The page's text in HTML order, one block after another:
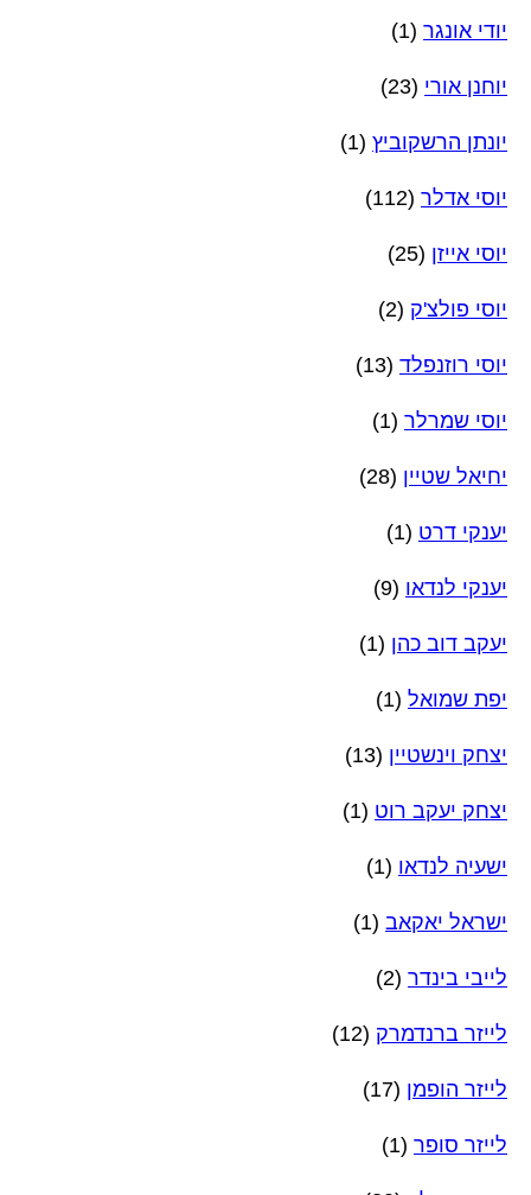
יודי אונגר (1)
יוחנן אורי (23)
יונתן הרשקוביץ (1)
יוסי אדלר (112)
יוסי אייזן (25)
יוסי פולצ'ק (2)
יוסי רוזנפלד (13)
יוסי שמרלר (1)
יחיאל שטיין (28)
יענקי דרט (1)
יענקי לנדאו (9)
יעקב דוב כהן (1)
יפת שמואל (1)
יצחק וינשטיין (13)
יצחק יעקב רוט (1)
ישעיה לנדאו (1)
ישראל יאקאב (1)
לייבי בינדר (2)
לייזר ברנדמרק (12)
לייזר הופמן (17)
לייזר סופר (1)